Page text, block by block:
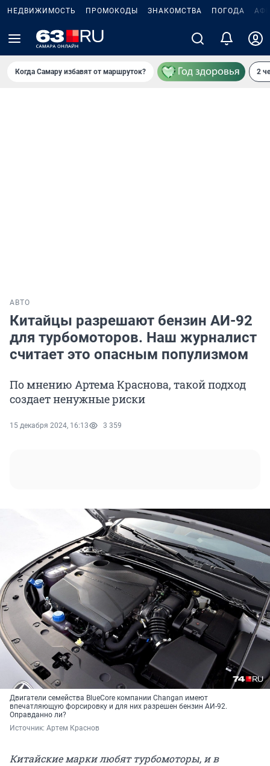
НЕДВИЖИМОСТЬ ПРОМОКОДЫ ЗНАКОМСТВА ПОГОДА
Когда Самару избавят от маршруток? 2
АВТО
Китайцы разрешают бензин АИ-92
для турбомоторов. Наш журналист
считает это опасным популизмом
По мнению Артема Краснова, такой подход
создает ненужные риски
15 декабря 2024, 16:13 3 359
Двигатели семейства BlueCore компании Changan имеют
впечатляющую форсировку и для них разрешен бензин АИ-92.
Оправданно ли?
Источник: Артем Краснов
Китайские марки любят турбомоторы, и в